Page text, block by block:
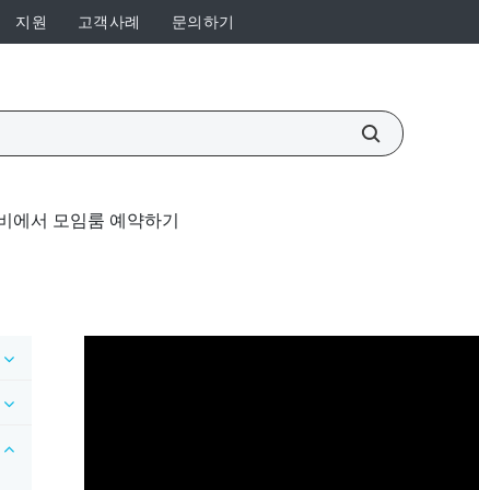
지원 고객사례 문의하기
에서 모임룸 예약하기